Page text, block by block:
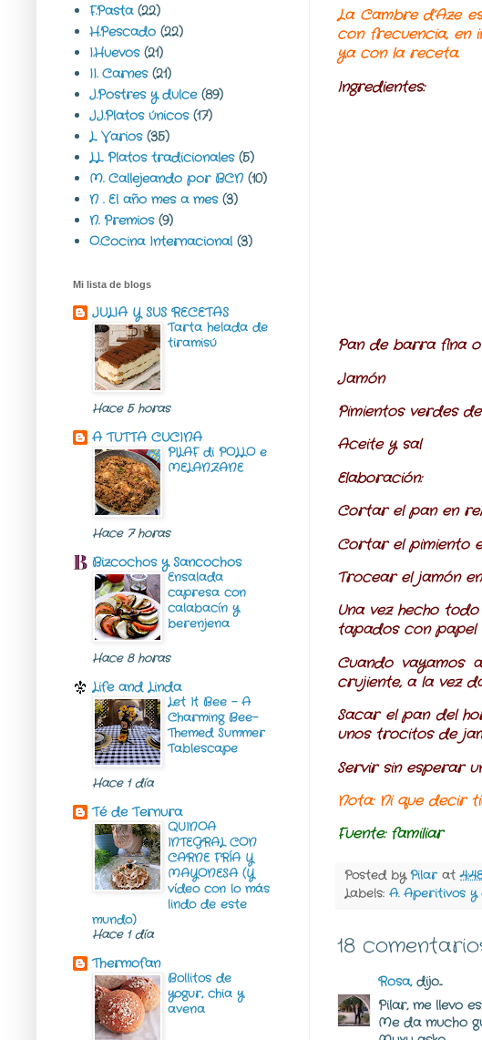
La Cambre d’Aze
con frecuencia, en
ya con la receta.
Ingredientes:
Pan de barra fina
Jamón
Pimientos verdes
Aceite y sal
Elaboración:
Cortar el pan en
Cortar el pimiento
Trocear el jamón
Una vez hecho
tapados con papel
Cuando vayamos
crujiente, a la vez
Sacar el pan del
unos trocitos de
Servir sin esperar
Nota: Ni que decir
Fuente: familiar
Posted byPilar at
Labels: A. Aperitivos
18
Rosa,dijo...
Pilar, me llevo
Me da mucho
F.Pasta (22)
H.Pescado (22)
I.Huevos (21)
II. Carnes (21)
J.Postres y dulce (89)
JJ.Platos únicos (17)
L. Varios (35)
LL. Platos tradicionales (5)
M. Callejeando por BCN (10)
N . El año mes a mes (3)
N. Premios (9)
O.Cocina Internacional (3)
Mi lista de blogs
JULIA Y SUS RECETAS
Tarta helada de
tiramisú
Hace 5 horas
A TUTTA CUCINA
PILAF di POLLO e
MELANZANE
Hace 7 horas
Bizcochos y Sancochos
Ensalada
capresa con
calabacín y
berenjena
Hace 8 horas
Life and Linda
Let It Bee – A
Charming Bee-
Themed Summer
Tablescape
Hace 1 día
Té de Ternura
QUINOA
INTEGRAL CON
CARNE FRÍA Y
MAYONESA (Y
vídeo con lo más
lindo de este
mundo)
Hace 1 día
Thermofan
Bollitos de
yogur, chia y
avena